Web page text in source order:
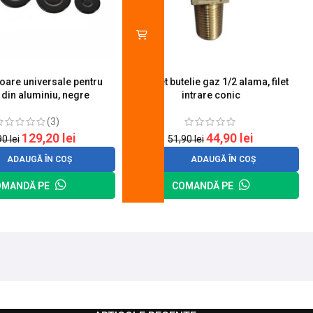
universale pentru
aluminiu, negre
(3)
lei 129,20 lei
ADAUGĂ ÎN COȘ
PE
Robinet butelie gaz 1/2 alama, filet
intrare conic
51,90lei44,90 lei
ADAUGĂ ÎN COȘ
COMANDĂ PE